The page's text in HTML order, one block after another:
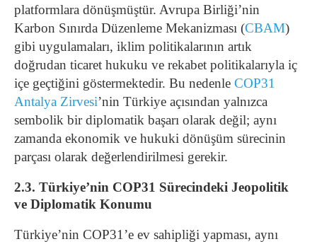
platformlara dönüşmüştür. Avrupa Birliği’nin
Karbon Sınırda Düzenleme Mekanizması (CBAM)
gibi uygulamaları, iklim politikalarının artık
doğrudan ticaret hukuku ve rekabet politikalarıyla iç
içe geçtiğini göstermektedir. Bu nedenle COP31
Antalya Zirvesi’nin Türkiye açısından yalnızca
sembolik bir diplomatik başarı olarak değil; aynı
zamanda ekonomik ve hukuki dönüşüm sürecinin
parçası olarak değerlendirilmesi gerekir.
2.3. Türkiye’nin COP31 Sürecindeki Jeopolitik
ve Diplomatik Konumu
Türkiye’nin COP31’e ev sahipliği yapması, aynı